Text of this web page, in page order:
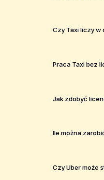
Czy Taxi liczy w
Praca Taxi bez
Jak zdobyć
Ile można
Czy Uber może